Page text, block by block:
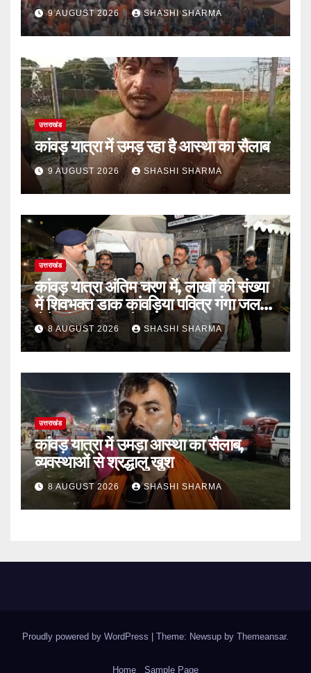
9 AUGUST 2026 SHASHI SHARMA
उत्तराखंड
कांवड़ यात्रा में उमड़ रहा है आस्था का सैलाब
9 AUGUST 2026 SHASHI SHARMA
उत्तराखंड
कांवड़ यात्रा अंतिम चरण में, लाखों की संख्या
में शिवभक्त डाक कांवड़िया पवित्र गंगा जल
लेने हरिद्वार पहुंच रहे
8 AUGUST 2026 SHASHI SHARMA
उत्तराखंड
कांवड़ यात्रा में उमड़ा आस्था का सैलाब,
व्यवस्थाओं से श्रद्धालु खुश
8 AUGUST 2026 SHASHI SHARMA
Proudly powered by WordPress | Theme: Newsup by Themeansar.
Home Sample Page